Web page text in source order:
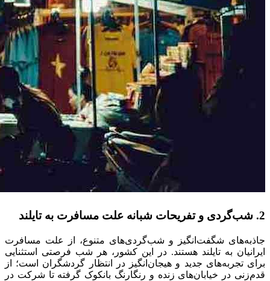
2. شب‌گردی و تفریحات شبانه علت مسافرت به تایلند
جاذبه‌های شگفت‌انگیز و شب‌گردی‌های متنوع، از علت مسافرت
ایرانیان به تایلند هستند. در این کشور، هر شب فرصتی استثنایی
برای تجربه‌های جدید و هیجان‌انگیز در انتظار گردشگران است؛ از
قدم‌زنی در خیابان‌های زنده و رنگارنگ بانکوک گرفته تا شرکت در